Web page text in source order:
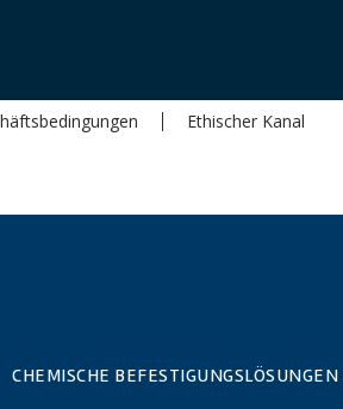
Ethischer Kanal
CHEMISCHE BEFESTIGUNGSLÖSUNGEN